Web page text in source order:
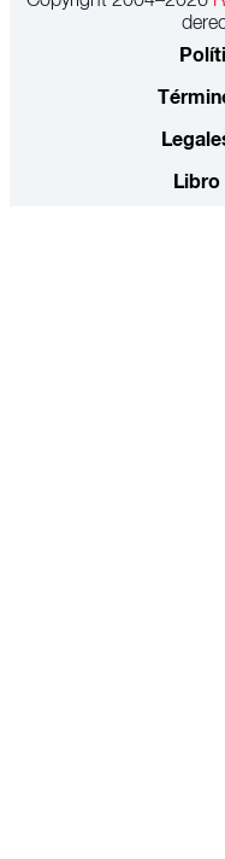
Libro